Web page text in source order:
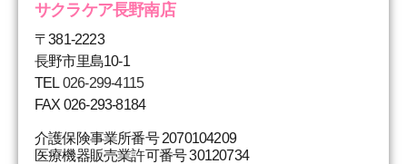
サクラケア長野南店
〒381-2223
長野市里島10-1
TEL 026-299-4115
FAX 026-293-8184
介護保険事業所番号 2070104209
医療機器販売業許可番号 30120734